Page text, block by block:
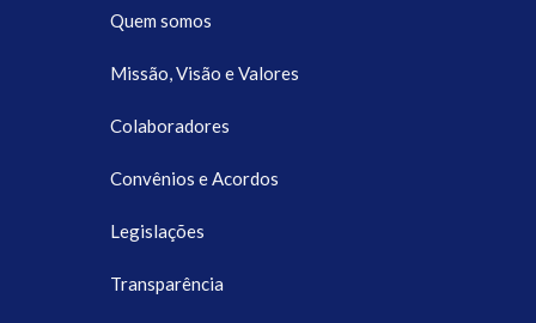
Quem somos
Missão, Visão e Valores
Colaboradores
Convênios e Acordos
Legislações
Transparência